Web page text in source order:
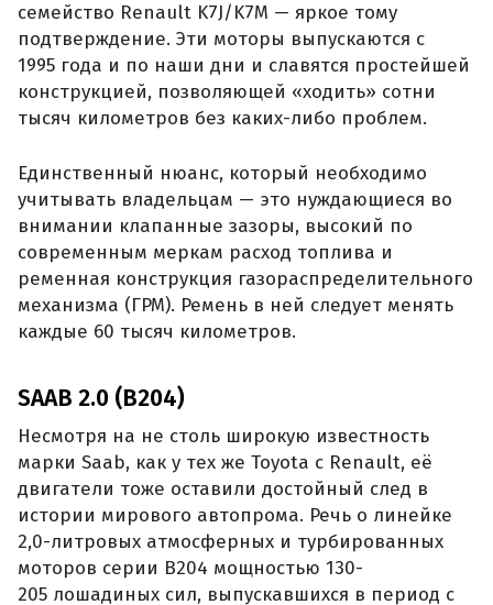
семейство Renault K7J/K7M — яркое тому
подтверждение. Эти моторы выпускаются с
1995 года и по наши дни и славятся простейшей
конструкцией, позволяющей «ходить» сотни
тысяч километров без каких-либо проблем.
Единственный нюанс, который необходимо
учитывать владельцам — это нуждающиеся во
внимании клапанные зазоры, высокий по
современным меркам расход топлива и
ременная конструкция газораспределительного
механизма (ГРМ). Ремень в ней следует менять
каждые 60 тысяч километров.
SAAB 2.0 (B204)
Несмотря на не столь широкую известность
марки Saab, как у тех же Toyota с Renault, её
двигатели тоже оставили достойный след в
истории мирового автопрома. Речь о линейке
2,0-литровых атмосферных и турбированных
моторов серии B204 мощностью 130-
205 лошадиных сил, выпускавшихся в период с